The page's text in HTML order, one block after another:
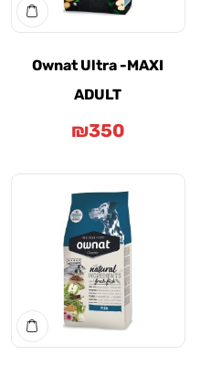
Ownat Ultra -
ADULT
₪